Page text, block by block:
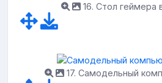
16. Стол геймера
17. Самодельный